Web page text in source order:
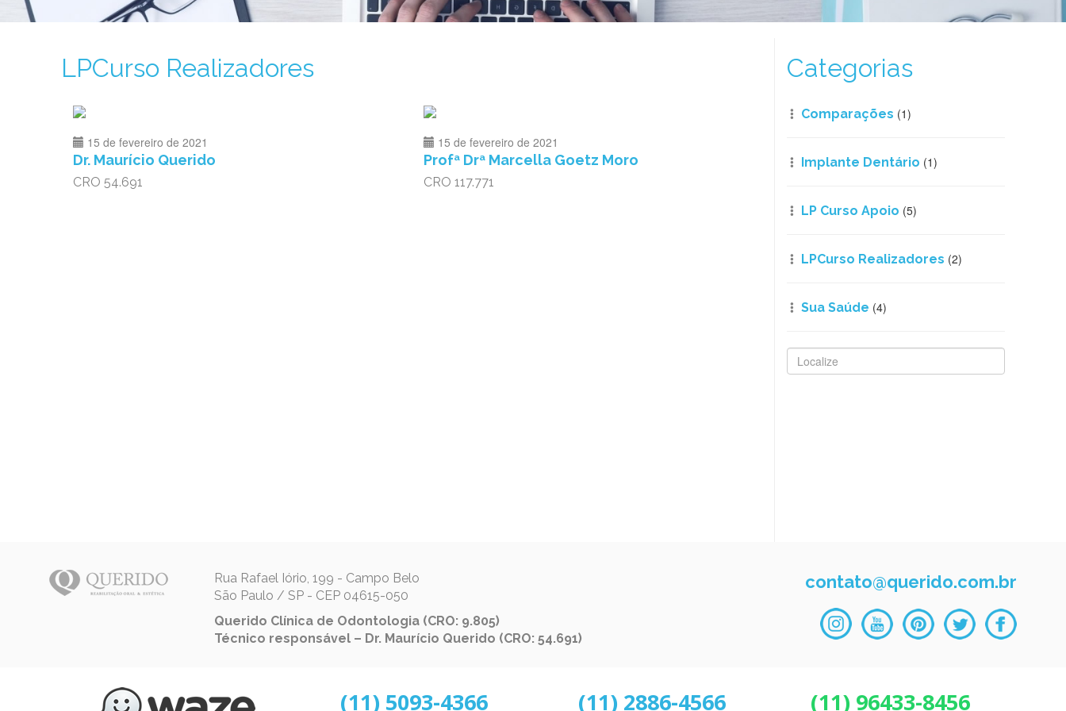
LPCurso Realizadores
15 de fevereiro de 2021
Dr. Maurício Querido
CRO 54.691
15 de fevereiro de 2021
Profª Drª Marcella Goetz Moro
CRO 117.771
Categorias
Comparações (1)
Implante Dentário (1)
LP Curso Apoio (5)
LPCurso Realizadores (2)
Sua Saúde (4)
Rua Rafael Iório, 199 - Campo Belo
São Paulo / SP - CEP 04615-050
Querido Clínica de Odontologia (CRO: 9.805)
Técnico responsável – Dr. Maurício Querido (CRO: 54.691)
contato@querido.com.br
(11) 5093-4366 (11) 2886-4566 (11) 96433-8456